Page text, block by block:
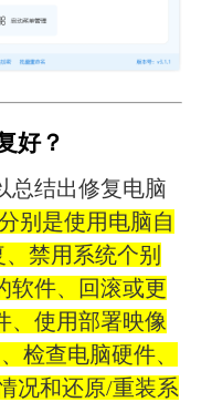
好？
总结出修复电脑
别是使用电脑自
禁用系统个别
软件、回滚或更
、使用部署映像
检查电脑硬件、
况和还原/重装系